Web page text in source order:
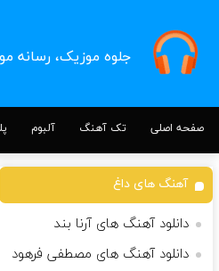
جلوه موزیک، رسانه
صفحه اصلی تک آهنگ آلبوم
آهنگ های داغ
دانلود آهنگ های آرنا بند
دانلود آهنگ های مصطفی فرهود